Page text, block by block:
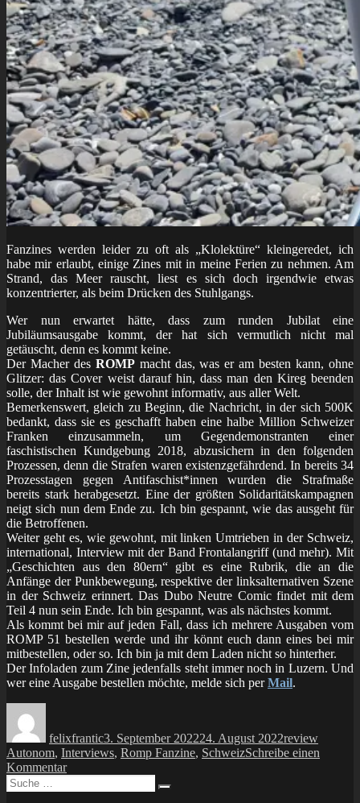
Fanzines werden leider zu oft als „Klolektüre“ kleingeredet, ich
habe mir erlaubt, einige Zines mit in meine Ferien zu nehmen. Am
Strand, das Meer rauscht, liest es sich doch irgendwie etwas
konzentrierter, als beim Drücken des Stuhlgangs.
Wer nun erwartet hätte, dass zum runden Jubilat eine
Jubiläumsausgabe kommt, der hat sich vermutlich nicht mal
getäuscht, denn es kommt keine.
Der Macher des ROMPmacht das, was er am besten kann, ohne
Glitzer: das Cover weist darauf hin, dass man den Kireg beenden
solle, der Inhalt ist wie gewohnt informativ, aus aller Welt.
Bemerkenswert, gleich zu Beginn, die Nachricht, in der sich 500K
bedankt, dass sie es geschafft haben eine halbe Million Schweizer
Franken einzusammeln, um Gegendemonstranten einer
faschistischen Kundgebung 2018, abzusichern in den folgenden
Prozessen, denn die Strafen waren existenzgefährdend. In bereits 34
Prozesstagen gegen Antifaschist*innen wurden die Strafmaße
bereits stark herabgesetzt. Eine der größten Solidaritätskampagnen
neigt sich nun dem Ende zu. Ich bin gespannt, wie das ausgeht für
die Betroffenen.
Weiter geht es, wie gewohnt, mit linken Umtrieben in der Schweiz,
international, Interview mit der Band Frontalangriff (und mehr). Mit
„Geschichten aus den 80ern“ gibt es eine Rubrik, die an die
Anfänge der Punkbewegung, respektive der linksalternativen Szene
in der Schweiz erinnert. Das Dubo Neutre Comic findet mit dem
Teil 4 nun sein Ende. Ich bin gespannt, was als nächstes kommt.
Als kommt bei mir auf jeden Fall, dass ich mehrere Ausgaben vom
ROMP 51 bestellen werde und ihr könnt euch dann eines bei mir
mitbestellen, oder so. Ich bin ja mit dem Laden nicht so hinterher.
Der Infoladen zum Zine jedenfalls steht immer noch in Luzern. Und
wer eine Ausgabe bestellen möchte, melde sich perMail.
felixfrantic3. September 202224. August 2022review
Autonom, Interviews, Romp Fanzine, SchweizSchreibe einen
Kommentarzu
ROMP
Suche
nach: